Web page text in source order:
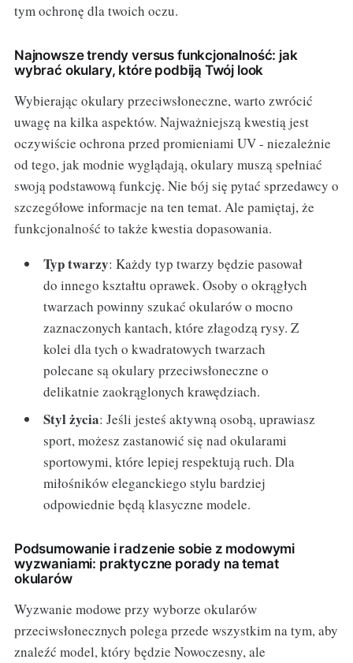
tym ochronę dla twoich oczu.
Najnowsze trendy versus funkcjonalność: jak
wybrać okulary, które podbiją Twój look
Wybierając okulary przeciwsłoneczne, warto zwrócić
uwagę na kilka aspektów. Najważniejszą kwestią jest
oczywiście ochrona przed promieniami UV - niezależnie
od tego, jak modnie wyglądają, okulary muszą spełniać
swoją podstawową funkcję. Nie bój się pytać sprzedawcy o
szczegółowe informacje na ten temat. Ale pamiętaj, że
funkcjonalność to także kwestia dopasowania.
Typ twarzy: Każdy typ twarzy będzie pasował
do innego kształtu oprawek. Osoby o okrągłych
twarzach powinny szukać okularów o mocno
zaznaczonych kantach, które złagodzą rysy. Z
kolei dla tych o kwadratowych twarzach
polecane są okulary przeciwsłoneczne o
delikatnie zaokrąglonych krawędziach.
Styl życia: Jeśli jesteś aktywną osobą, uprawiasz
sport, możesz zastanowić się nad okularami
sportowymi, które lepiej respektują ruch. Dla
miłośników eleganckiego stylu bardziej
odpowiednie będą klasyczne modele.
Podsumowanie i radzenie sobie z modowymi
wyzwaniami: praktyczne porady na temat
okularów
Wyzwanie modowe przy wyborze okularów
przeciwsłonecznych polega przede wszystkim na tym, aby
znaleźć model, który będzie Nowoczesny, ale